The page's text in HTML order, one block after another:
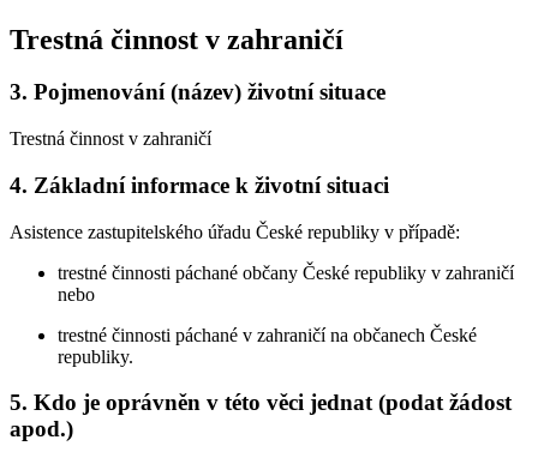
Trestná činnost v zahraničí
3. Pojmenování (název) životní situace
Trestná činnost v zahraničí
4. Základní informace k životní situaci
Asistence zastupitelského úřadu České republiky v případě:
trestné činnosti páchané občany České republiky v zahraničí
nebo
trestné činnosti páchané v zahraničí na občanech České
republiky.
5. Kdo je oprávněn v této věci jednat (podat žádost
apod.)